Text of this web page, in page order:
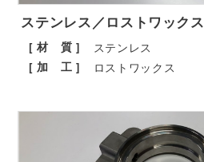
ステンレス／ロストワックス
[ 材 質 ] ステンレス
[ 加 工 ] ロストワックス